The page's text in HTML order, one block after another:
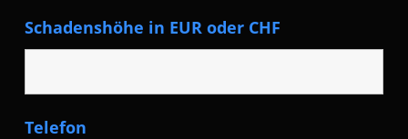
Schadenshöhe in EUR oder CHF
Telefon